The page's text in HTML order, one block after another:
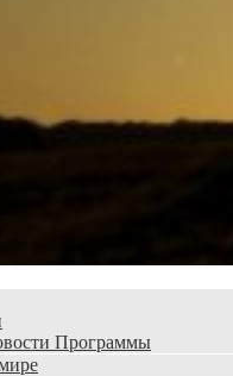
Программы